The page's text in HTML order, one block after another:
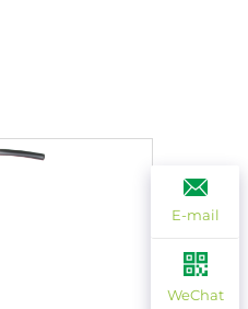
E-mail
WeChat